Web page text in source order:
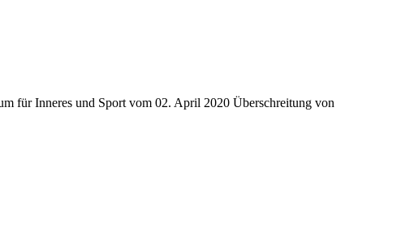
für Inneres und Sport vom 02. April 2020 Überschreitung von